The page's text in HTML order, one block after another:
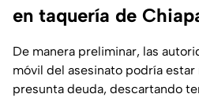
en taquería de
De manera preliminar, las
móvil del asesinato podría
presunta deuda, descartando